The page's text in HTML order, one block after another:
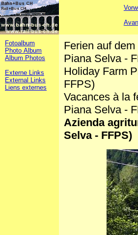
Fotoalbum
Photo Album
Album Photos
Externe Links
External Links
Liens externes
Ferien auf
Piana Selva -
Holiday Farm
FFPS)
Vacances à la
Piana Selva -
Azienda
Selva - FFPS)